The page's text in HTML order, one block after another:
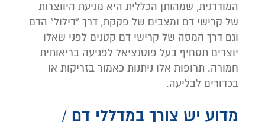
המודרנית, שמהותן הכללית היא מניעת היווצרות
של קרישי דם ומצבים של פקקת, דרך "דילול" הדם
וגם דרך המסה של קרישי דם קטנים לפני שאלו
יוצרים תסחיף בעל פוטנציאל לפגיעה בריאותית
חמורה. תרופות אלו ניתנות כאמור בזריקות או
בכדורים לבליעה.
מדוע יש צורך במדללי דם /